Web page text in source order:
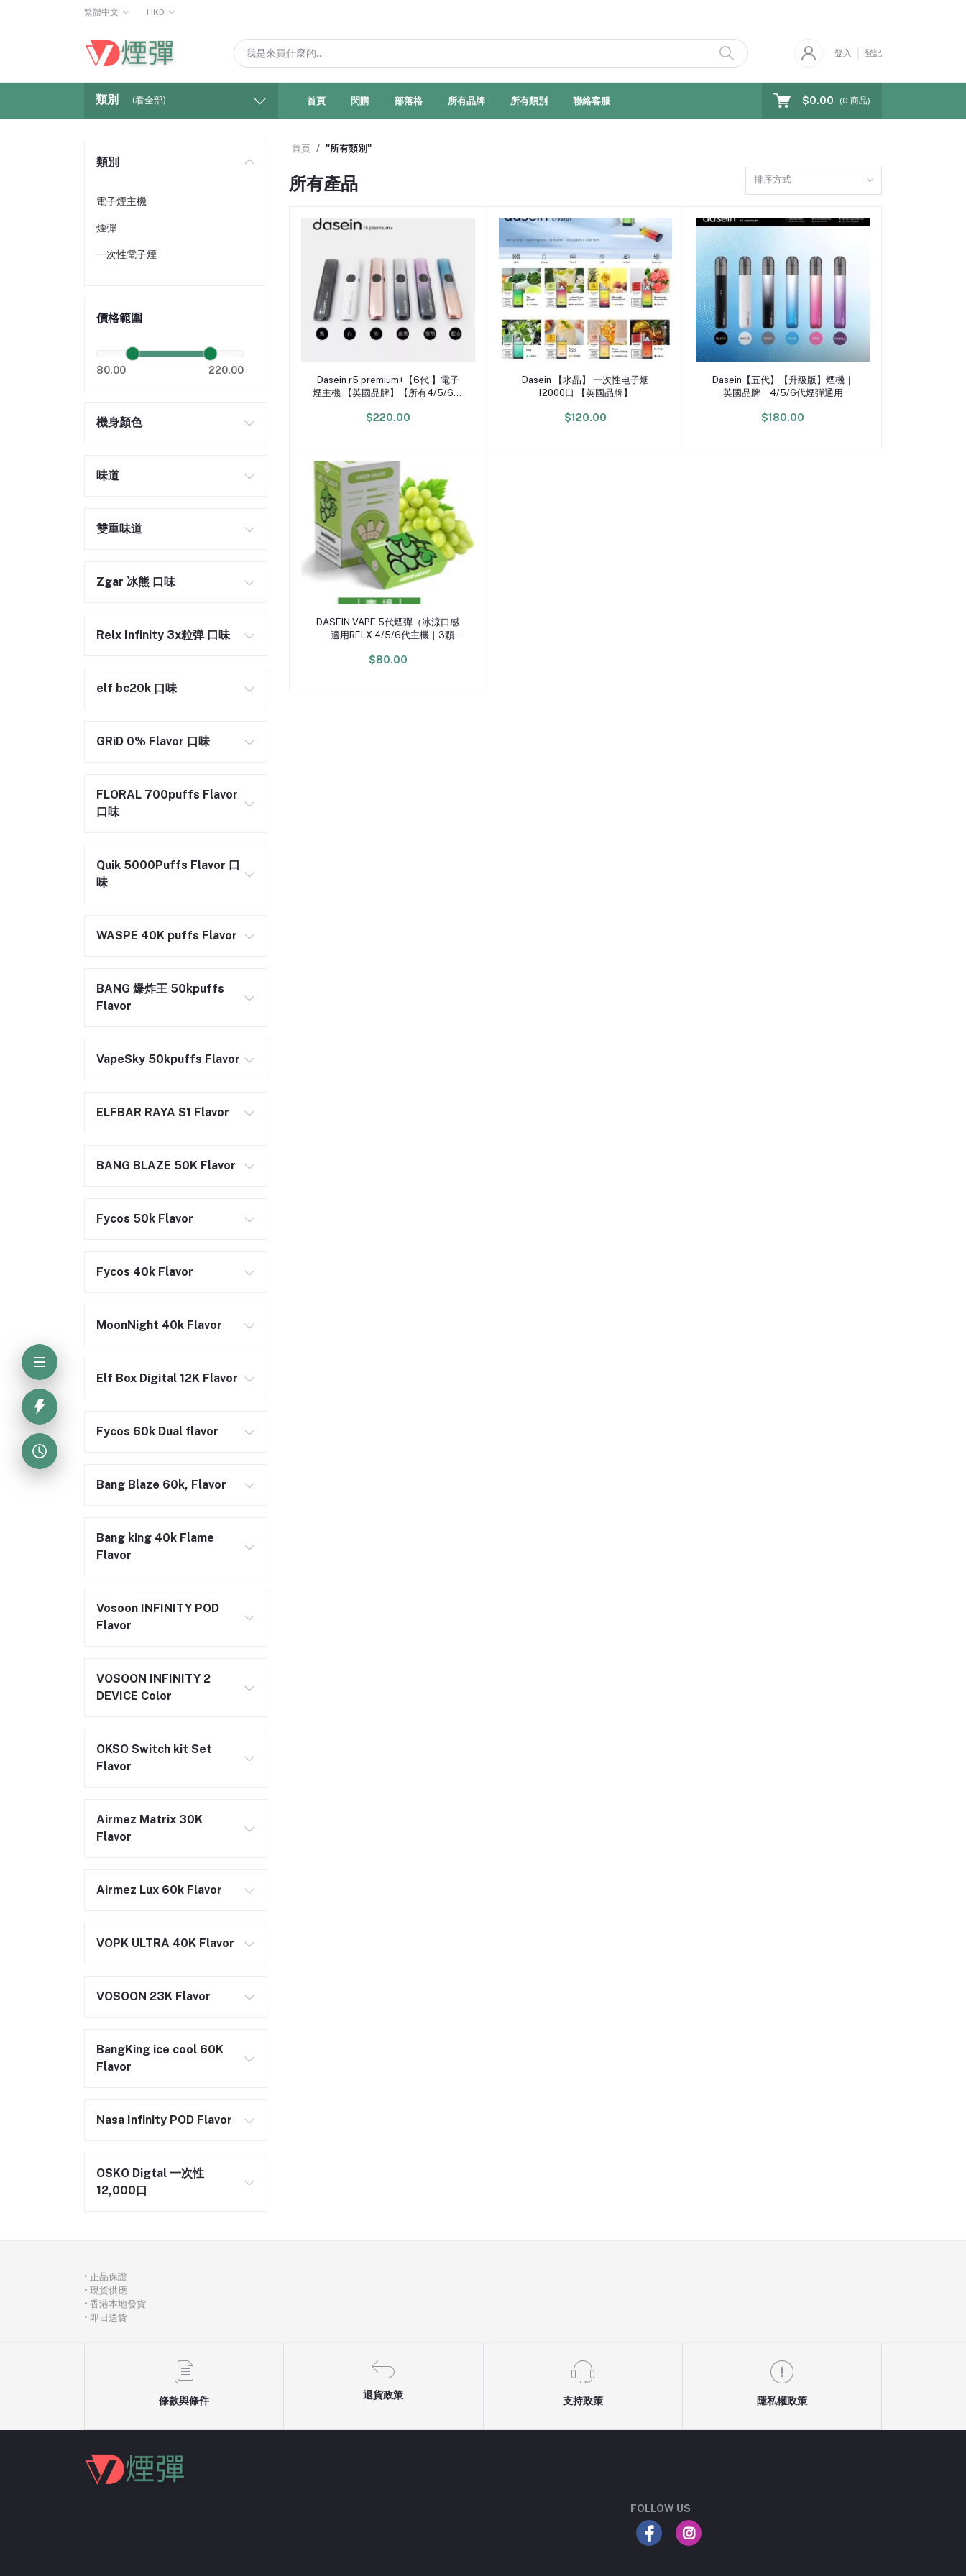
繁體中文 HKD
登入 登記
類別 (看全部) 首頁 閃購 部落格 所有品牌 所有類別 聯絡客服 $0.00 (0 商品)
類別
電子煙主機
煙彈
一次性電子煙
價格範圍
80.00 220.00
機身顏色
味道
雙重味道
Zgar 冰熊 口味
Relx Infinity 3x粒弹 口味
elf bc20k 口味
GRiD 0% Flavor 口味
FLORAL 700puffs Flavor
口味
Quik 5000Puffs Flavor 口
味
WASPE 40K puffs Flavor
BANG 爆炸王 50kpuffs
Flavor
VapeSky 50kpuffs Flavor
ELFBAR RAYA S1 Flavor
BANG BLAZE 50K Flavor
Fycos 50k Flavor
Fycos 40k Flavor
MoonNight 40k Flavor
Elf Box Digital 12K Flavor
Fycos 60k Dual flavor
Bang Blaze 60k, Flavor
Bang king 40k Flame
Flavor
Vosoon INFINITY POD
Flavor
VOSOON INFINITY 2
DEVICE Color
OKSO Switch kit Set
Flavor
Airmez Matrix 30K
Flavor
Airmez Lux 60k Flavor
VOPK ULTRA 40K Flavor
VOSOON 23K Flavor
BangKing ice cool 60K
Flavor
Nasa Infinity POD Flavor
OSKO Digtal 一次性
12,000口
首頁 "所有類別"
所有產品 排序方式
加入購物車
Dasein r5 premium+【6代 】電子
煙主機 【英國品牌】【所有4/5/6代
$220.00
加入購物車
Dasein 【水晶】 一次性电子烟
12000口 【英國品牌】
$120.00
加入購物車
Dasein【五代】【升級版】煙機｜
英國品牌｜4/5/6代煙彈通用
$180.00
加入購物車
DASEIN VAPE 5代煙彈（冰涼口感
｜適用RELX 4/5/6代主機｜3顆
$80.00
• 正品保證
• 現貨供應
• 香港本地發貨
• 即日送貨
條款與條件
退貨政策
支持政策 隱私權政策
FOLLOW US